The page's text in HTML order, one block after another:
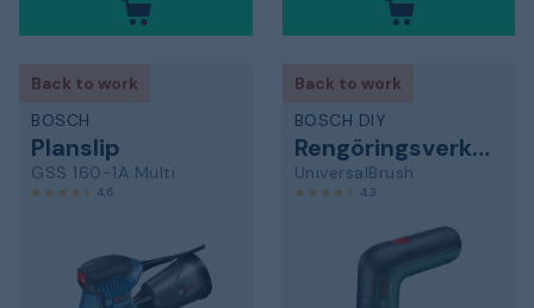
Back to work
BOSCH
Planslip
GSS 160-1A Multi
4,6
Back to work
BOSCH DIY
Rengöringsverktyg
UniversalBrush
4,3